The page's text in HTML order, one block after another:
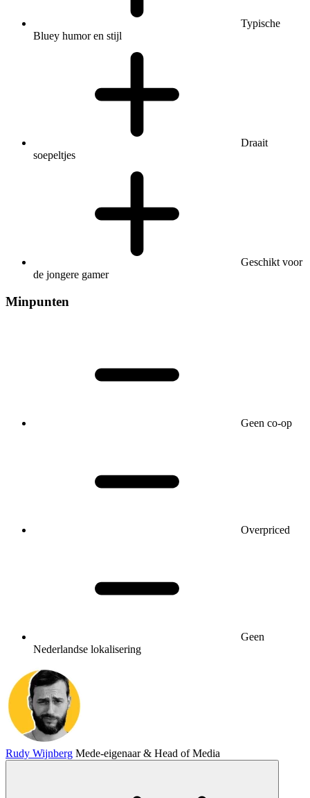
Typische
Bluey humor en stijl
Draait
soepeltjes
Geschikt voor
de jongere gamer
Minpunten
Geen co-op
Overpriced
Geen
Nederlandse lokalisering
Rudy Wijnberg Mede-eigenaar & Head of Media